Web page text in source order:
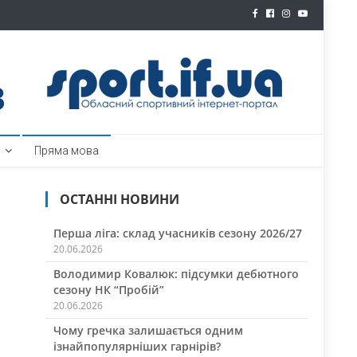
Пряма мова
ОСТАННІ НОВИНИ
Перша ліга: склад учасників сезону 2026/27
20.06.2026
Володимир Ковалюк: підсумки дебютного
сезону НК “Пробій”
20.06.2026
Чому гречка залишається одним
ізнайпопулярніших гарнірів?